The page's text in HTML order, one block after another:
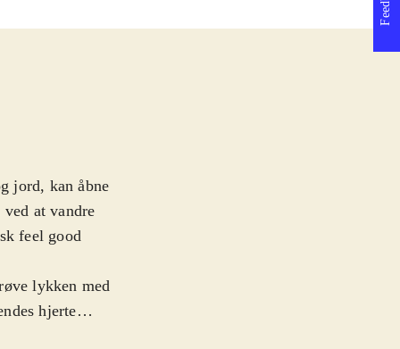
jord, kan åbne
at vandre
feel good
lykken med
hjerte